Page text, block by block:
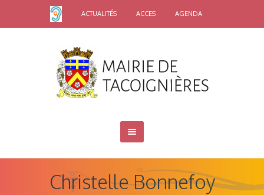
ACTUALITÉS ACCES AGENDA
Christelle Bonnefoy